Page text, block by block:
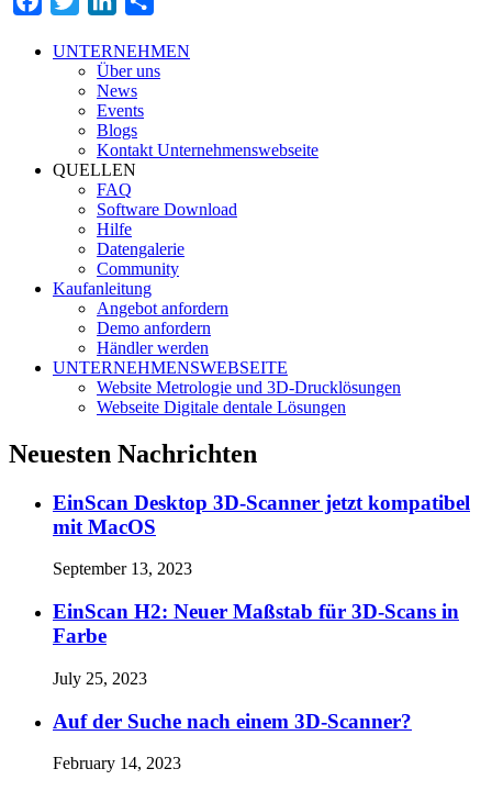
UNTERNEHMEN
Über uns
News
Events
Blogs
Kontakt Unternehmenswebseite
QUELLEN
FAQ
Software Download
Hilfe
Datengalerie
Community
Kaufanleitung
Angebot anfordern
Demo anfordern
Händler werden
UNTERNEHMENSWEBSEITE
Website Metrologie und 3D-Drucklösungen
Webseite Digitale dentale Lösungen
Neuesten Nachrichten
EinScan Desktop 3D-Scanner jetzt kompatibel
mit MacOS
September 13, 2023
EinScan H2: Neuer Maßstab für 3D-Scans in
Farbe
July 25, 2023
Auf der Suche nach einem 3D-Scanner?
February 14, 2023